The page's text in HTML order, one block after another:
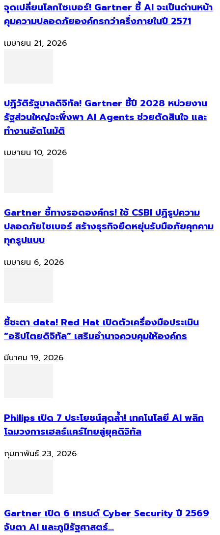
จุดเปลี่ยนโลกไซเบอร์! Gartner ชี้ AI จะเป็นด่านหน้า
คุมความปลอดภัยองค์กรกว่าครึ่งภายในปี 2571
เมษายน 21, 2026
ปฏิวัติรัฐบาลดิจิทัล! Gartner ชี้ปี 2028 หน่วยงาน
รัฐส่วนใหญ่จะพึ่งพา AI Agents ช่วยตัดสินใจ และ
ทำงานอัตโนมัติ
เมษายน 10, 2026
Gartner ชี้ทางรอดองค์กร! ใช้ CSBI ปฏิรูปความ
ปลอดภัยไซเบอร์ สร้างธุรกิจยืดหยุ่นรับมือภัยคุกคาม
ทุกรูปแบบ
เมษายน 6, 2026
ชี้ชะตา data! Red Hat เปิดตัวเครื่องมือประเมิน
“อธิปไตยดิจิทัล” เสริมอำนาจควบคุมให้องค์กร
มีนาคม 19, 2026
Philips เปิด 7 ประโยชน์สุดล้ำ! เทคโนโลยี AI พลิก
โฉมวงการเฮลธ์แคร์ไทยสู่ยุคดิจิทัล
กุมภาพันธ์ 23, 2026
Gartner เปิด 6 เทรนด์ Cyber Security ปี 2569
จับตา AI และภูมิรัฐศาสตร์...